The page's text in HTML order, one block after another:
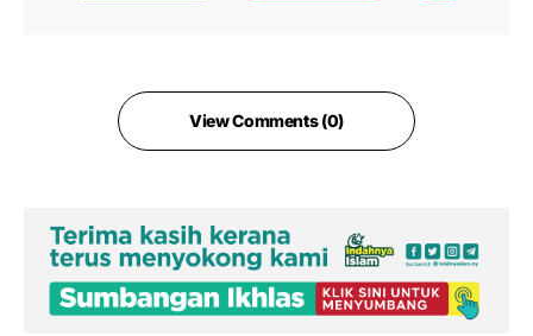
View Comments (0)